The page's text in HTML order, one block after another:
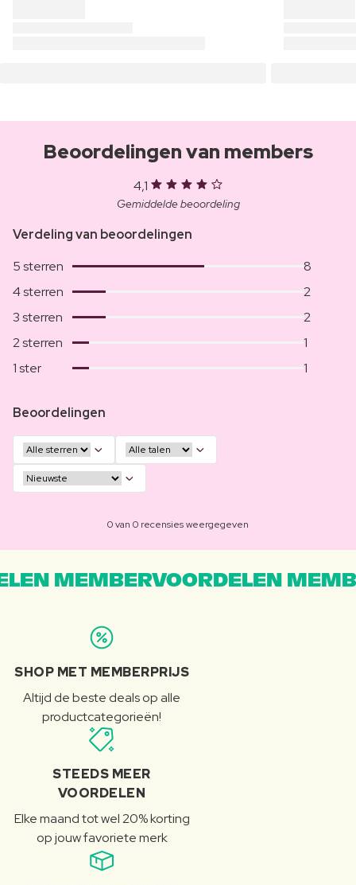
Beoordelingen van members
4,1
Gemiddelde beoordeling
Verdeling van beoordelingen
5 sterren
8
4 sterren
2
3 sterren
2
2 sterren
1
1 ster
1
Beoordelingen
0 van 0 recensies weergegeven
MEMBERVOORDELEN
SHOP MET MEMBERPRIJS
Altijd de beste deals op alle
productcategorieën!
STEEDS MEER
VOORDELEN
Elke maand tot wel 20% korting
op jouw favoriete merk